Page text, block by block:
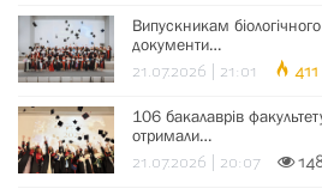
Випускникам
документи…
21.07.2026 | 21:01 411
106 бакалаврів
отримали…
21.07.2026 | 20:07